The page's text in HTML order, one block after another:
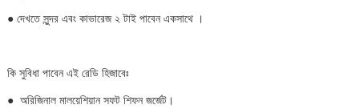
●দেখতে সুন্দর এবং কাভারেজ ২ টাই পাবেন একসাথে ।
কি সুবিধা পাবেন এই রেডি হিজাবেঃ
●অরিজিনাল মালয়েশিয়ান সফট শিফন জর্জেট।